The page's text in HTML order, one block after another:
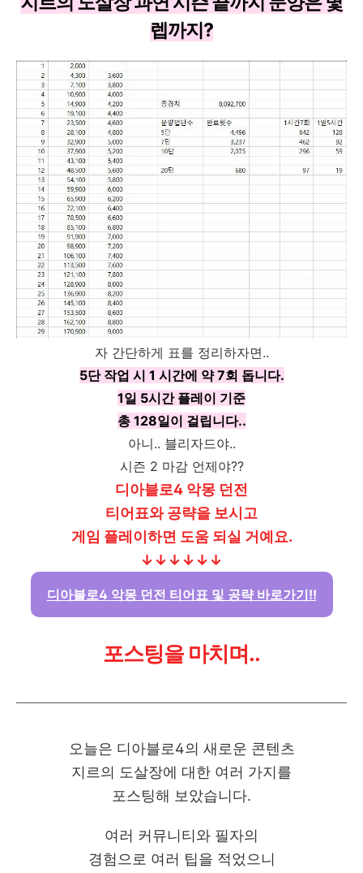
렙까지?
자 간단하게 표를 정리하자면..
5단 작업 시 1 시간에 약 7회 돕니다.
1일 5시간 플레이 기준
총 128일이 걸립니다..
아니.. 블리자드야..
시즌 2 마감 언제야??
디아블로4 악몽 던전
티어표와 공략을 보시고
게임 플레이하면 도움 되실 거예요.
↓↓↓↓↓↓
디아블로4 악몽 던전 티어표 및 공략 바로가기!!
포스팅을 마치며..
오늘은 디아블로4의 새로운 콘텐츠
지르의 도살장에 대한 여러 가지를
포스팅해 보았습니다.
여러 커뮤니티와 필자의
경험으로 여러 팁을 적었으니